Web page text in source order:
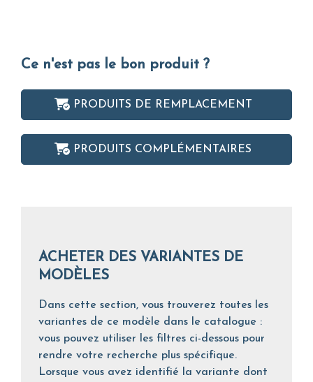
Ce n'est pas le bon produit ?
PRODUITS DE REMPLACEMENT
PRODUITS COMPLÉMENTAIRES
ACHETER DES VARIANTES DE
MODÈLES
Dans cette section, vous trouverez toutes les
variantes de ce modèle dans le catalogue :
vous pouvez utiliser les filtres ci-dessous pour
rendre votre recherche plus spécifique.
Lorsque vous avez identifié la variante dont